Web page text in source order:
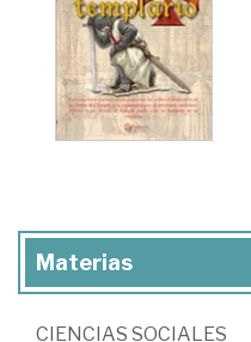
Materias
CIENCIAS SOCIALES